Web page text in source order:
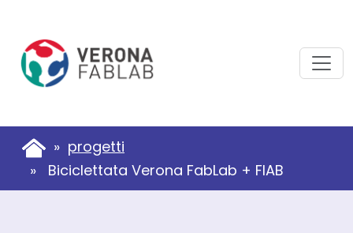
contenuto
principale
» progetti
» Biciclettata Verona FabLab + FIAB